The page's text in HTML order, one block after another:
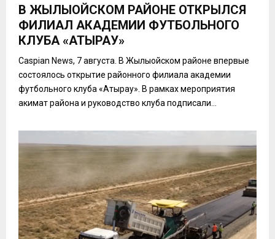
В ЖЫЛЫОЙСКОМ РАЙОНЕ ОТКРЫЛСЯ
ФИЛИАЛ АКАДЕМИИ ФУТБОЛЬНОГО
КЛУБА «АТЫРАУ»
Caspian News, 7 августа. В Жылыойском районе впервые
состоялось открытие районного филиала академии
футбольного клуба «Атырау». В рамках мероприятия
акимат района и руководство клуба подписали...